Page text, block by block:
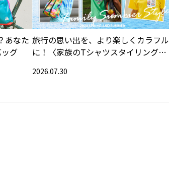
あなた
グ
旅行の思い出を、より楽しくカラフル
に！〈家族のTシャツスタイリング特
2026.07.30